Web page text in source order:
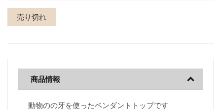
売り切れ
商品情報
動物のの牙を使ったペンダントトップです